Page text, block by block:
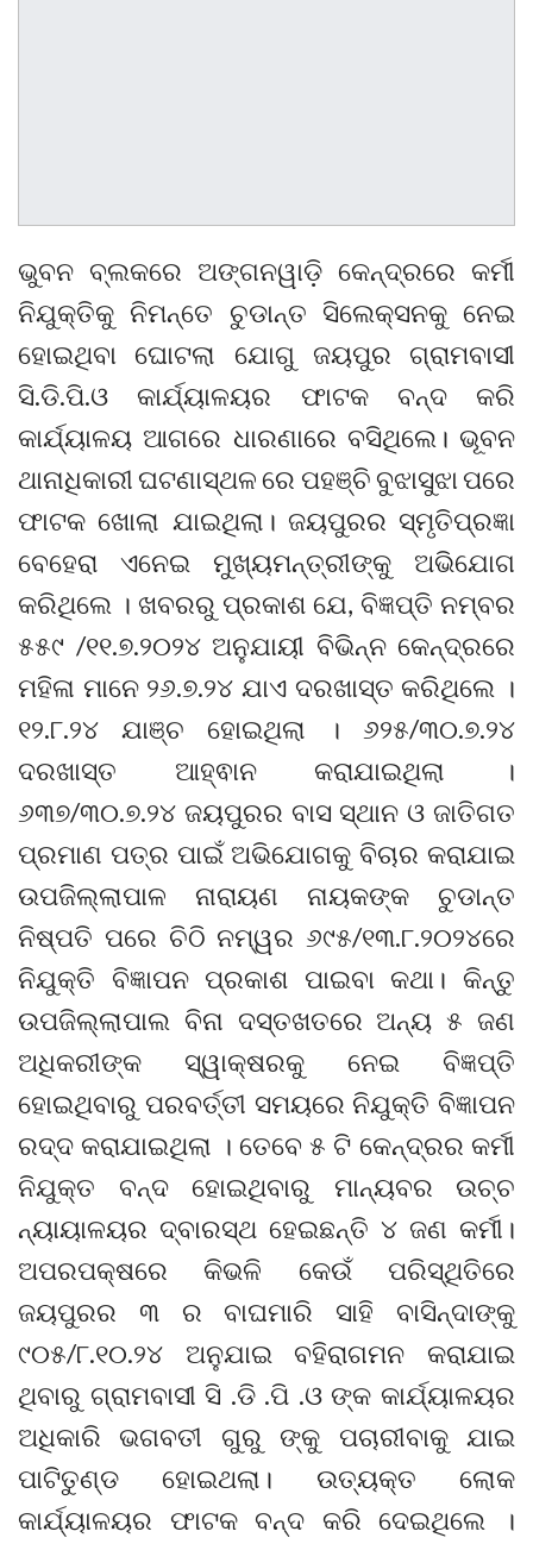
ଭୁବନ ବ୍ଲକରେ ଅଙ୍ଗନୱାଡ଼ି କେନ୍ଦ୍ରରେ କର୍ମୀ
ନିଯୁକ୍ତିକୁ ନିମନ୍ତେ ଚୁଡାନ୍ତ ସିଲେକ୍ସନକୁ ନେଇ
ହୋଇଥିବା ଘୋଟଲା ଯୋଗୁ ଜୟପୁର ଗ୍ରାମବାସୀ
ସି.ଡି.ପି.ଓ କାର୍ଯ୍ୟାଳୟର ଫାଟକ ବନ୍ଦ କରି
କାର୍ଯ୍ୟାଳୟ ଆଗରେ ଧାରଣାରେ ବସିଥିଲେ। ଭୂବନ
ଥାନାଧିକାରୀ ଘଟଣାସ୍ଥଳ ରେ ପହଞ୍ଚି ବୁଝାସୁଝା ପରେ
ଫାଟକ ଖୋଲା ଯାଇଥିଲା। ଜୟପୁରର ସ୍ମୃତିପ୍ରଜ୍ଞା
ବେହେରା ଏନେଇ ମୁଖ୍ୟମନ୍ତ୍ରୀଙ୍କୁ ଅଭିଯୋଗ
କରିଥିଲେ । ଖବରରୁ ପ୍ରକାଶ ଯେ, ବିଜ୍ଞପ୍ତି ନମ୍ବର
୫୫୯ /୧୧.୭.୨୦୨୪ ଅନୁଯାୟୀ ବିଭିନ୍ନ କେନ୍ଦ୍ରରେ
ମହିଳା ମାନେ ୨୬.୭.୨୪ ଯାଏ ଦରଖାସ୍ତ କରିଥିଲେ ।
୧୨.୮.୨୪ ଯାଞ୍ଚ ହୋଇଥିଲା । ୬୨୫/୩୦.୭.୨୪
ଦରଖାସ୍ତ ଆହ୍ଵାନ କରାଯାଇଥିଲା ।
୬୩୭/୩୦.୭.୨୪ ଜୟପୁରର ବାସ ସ୍ଥାନ ଓ ଜାତିଗତ
ପ୍ରମାଣ ପତ୍ର ପାଇଁ ଅଭିଯୋଗକୁ ବିଚାର କରାଯାଇ
ଉପଜିଲ୍ଲାପାଳ ନାରାୟଣ ନାୟକଙ୍କ ଚୁଡାନ୍ତ
ନିଷ୍ପତି ପରେ ଚିଠି ନମ୍ୱର ୬୯୫/୧୩.୮.୨୦୨୪ରେ
ନିଯୁକ୍ତି ବିଜ୍ଞାପନ ପ୍ରକାଶ ପାଇବା କଥା। କିନ୍ତୁ
ଉପଜିଲ୍ଲାପାଲ ବିନା ଦସ୍ତଖତରେ ଅନ୍ୟ ୫ ଜଣ
ଅଧିକରୀଙ୍କ ସ୍ୱାକ୍ଷରକୁ ନେଇ ବିଜ୍ଞପ୍ତି
ହୋଇଥିବାରୁ ପରବର୍ତ୍ତୀ ସମୟରେ ନିଯୁକ୍ତି ବିଜ୍ଞାପନ
ରଦ୍ଦ କରାଯାଇଥିଲା । ତେବେ ୫ ଟି କେନ୍ଦ୍ରର କର୍ମୀ
ନିଯୁକ୍ତ ବନ୍ଦ ହୋଇଥିବାରୁ ମାନ୍ୟବର ଉଚ୍ଚ
ନ୍ୟାୟାଳୟର ଦ୍ବାରସ୍ଥ ହେଇଛନ୍ତି ୪ ଜଣ କର୍ମୀ।
ଅପରପକ୍ଷରେ କିଭଳି କେଉଁ ପରିସ୍ଥିତିରେ
ଜୟପୁରର ୩ ର ବାଘମାରି ସାହି ବାସିନ୍ଦାଙ୍କୁ
୯୦୫/୮.୧୦.୨୪ ଅନୁଯାଇ ବହିରାଗମନ କରାଯାଇ
ଥିବାରୁ ଗ୍ରାମବାସୀ ସି .ଡି .ପି .ଓ ଙ୍କ କାର୍ଯ୍ୟାଳୟର
ଅଧିକାରି ଭଗବତୀ ଗୁରୁ ଙ୍କୁ ପଚାରୀବାକୁ ଯାଇ
ପାଟିତୁଣ୍ଡ ହୋଇଥଲା। ଉତ୍ୟକ୍ତ ଲୋକ
କାର୍ଯ୍ୟାଳୟର ଫାଟକ ବନ୍ଦ କରି ଦେଇଥିଲେ ।